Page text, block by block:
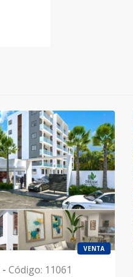
VENTA
- Código: 11061